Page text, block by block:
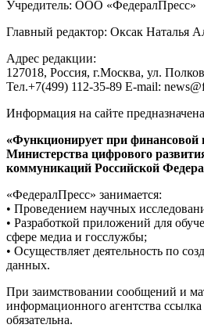
Учредитель: ООО «ФедералПресс»
Главный редактор: Оксак Наталья
Адрес редакции:
127018, Россия, г.Москва, ул.
Тел.+7(499) 112-35-89 E-mail:
Информация на сайте
«Функционирует при финансовой
Министерства цифрового
коммуникаций Российской
«ФедералПресс» занимается:
• Проведением научных
• Разработкой приложений для
сфере медиа и госслужбы;
• Осуществляет деятельность по
данных.
При заимствовании сообщений и
информационного агентства
обязательна.